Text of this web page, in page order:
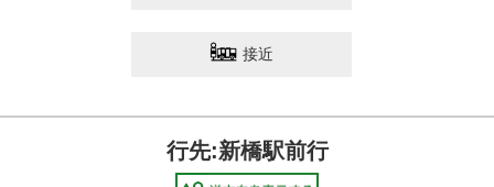
接近
行先:新橋駅前行